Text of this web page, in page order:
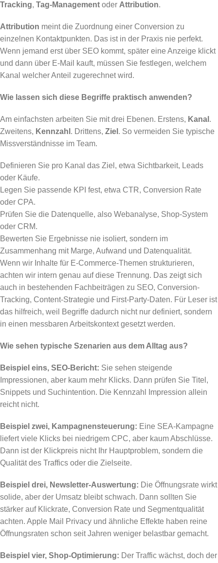
Tracking, Tag-Management oder Attribution.
Attribution meint die Zuordnung einer Conversion zu
einzelnen Kontaktpunkten. Das ist in der Praxis nie perfekt.
Wenn jemand erst über SEO kommt, später eine Anzeige klickt
und dann über E-Mail kauft, müssen Sie festlegen, welchem
Kanal welcher Anteil zugerechnet wird.
Wie lassen sich diese Begriffe praktisch anwenden?
Am einfachsten arbeiten Sie mit drei Ebenen. Erstens, Kanal .
Zweitens, Kennzahl . Drittens, Ziel . So vermeiden Sie typische
Missverständnisse im Team.
Definieren Sie pro Kanal das Ziel, etwa Sichtbarkeit, Leads
oder Käufe.
Legen Sie passende KPI fest, etwa CTR, Conversion Rate
oder CPA.
Prüfen Sie die Datenquelle, also Webanalyse, Shop-System
oder CRM.
Bewerten Sie Ergebnisse nie isoliert, sondern im
Zusammenhang mit Marge, Aufwand und Datenqualität.
Wenn wir Inhalte für E-Commerce-Themen strukturieren,
achten wir intern genau auf diese Trennung. Das zeigt sich
auch in bestehenden Fachbeiträgen zu SEO, Conversion-
Tracking, Content-Strategie und First-Party-Daten. Für Leser ist
das hilfreich, weil Begriffe dadurch nicht nur definiert, sondern
in einen messbaren Arbeitskontext gesetzt werden.
Wie sehen typische Szenarien aus dem Alltag aus?
Beispiel eins, SEO-Bericht: Sie sehen steigende
Impressionen, aber kaum mehr Klicks. Dann prüfen Sie Titel,
Snippets und Suchintention. Die Kennzahl Impression allein
reicht nicht.
Beispiel zwei, Kampagnensteuerung: Eine SEA-Kampagne
liefert viele Klicks bei niedrigem CPC, aber kaum Abschlüsse.
Dann ist der Klickpreis nicht Ihr Hauptproblem, sondern die
Qualität des Traffics oder die Zielseite.
Beispiel drei, Newsletter-Auswertung: Die Öffnungsrate wirkt
solide, aber der Umsatz bleibt schwach. Dann sollten Sie
stärker auf Klickrate, Conversion Rate und Segmentqualität
achten. Apple Mail Privacy und ähnliche Effekte haben reine
Öffnungsraten schon seit Jahren weniger belastbar gemacht.
Beispiel vier, Shop-Optimierung: Der Traffic wächst, doch der